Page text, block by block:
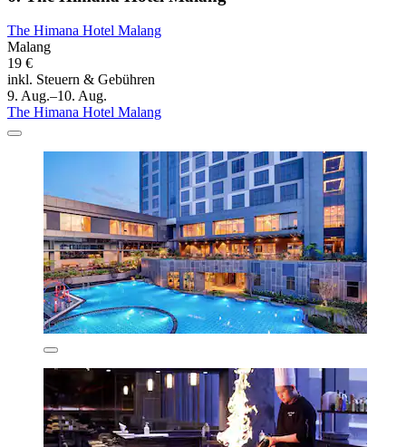
The Himana Hotel Malang
Malang
19 €
inkl. Steuern & Gebühren
9. Aug.–10. Aug.
The Himana Hotel Malang